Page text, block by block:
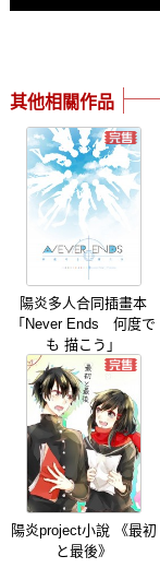
其他相關作品
陽炎多人合同插畫本
「Never Ends 何度で
も 描こう」
陽炎project小說 《最初
と最後》